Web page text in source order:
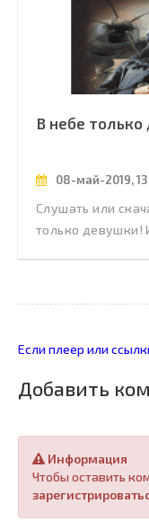
В небе
08-май-2019,
Слушать или
только девушки!
Если плеер или
Добавить
Информация
Чтобы оставить